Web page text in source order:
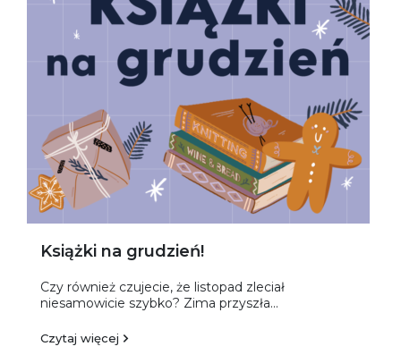
Książki na grudzień!
Czy również czujecie, że listopad zleciał
niesamowicie szybko? Zima przyszła...
Czytaj więcej